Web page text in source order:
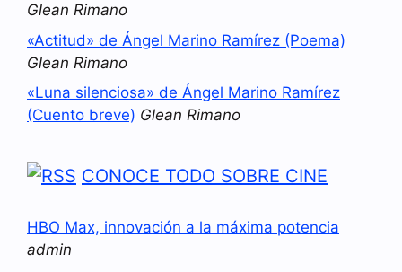
Glean Rimano
«Actitud» de Ángel Marino Ramírez (Poema)
Glean Rimano
«Luna silenciosa» de Ángel Marino Ramírez
(Cuento breve) Glean Rimano
CONOCE TODO SOBRE CINE
HBO Max, innovación a la máxima potencia
admin